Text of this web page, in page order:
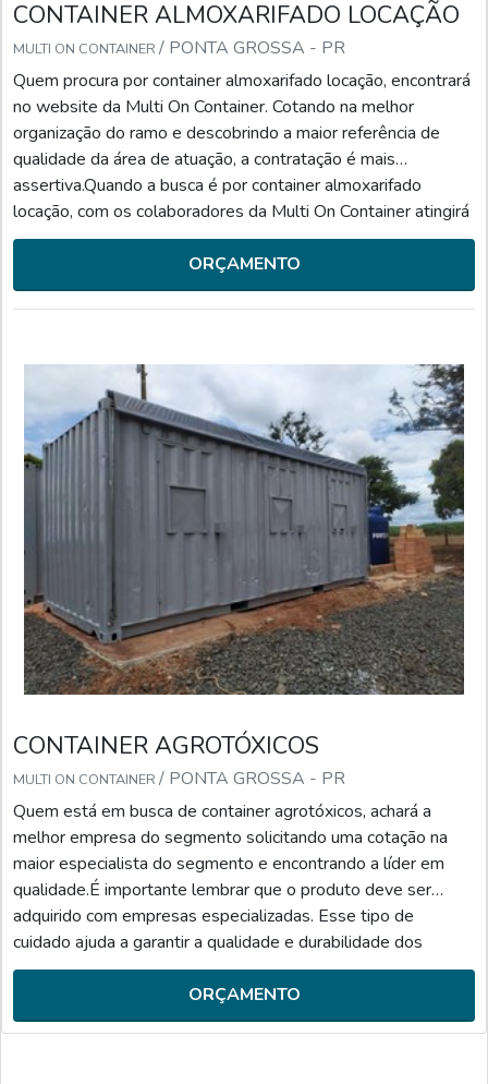
CONTAINER ALMOXARIFADO LOCAÇÃO
MULTI ON CONTAINER / PONTA GROSSA - PR
Quem procura por container almoxarifado locação, encontrará
no website da Multi On Container. Cotando na melhor
organização do ramo e descobrindo a maior referência de
qualidade da área de atuação, a contratação é mais
assertiva.Quando a busca é por container almoxarifado
locação, com os colaboradores da Multi On Container atingirá
ótima qualidade com entregas seguras e ágeis feitas pelos
melhores transportadores.UM POUCO MAIS SOBRE CON...
ORÇAMENTO
CONTAINER AGROTÓXICOS
MULTI ON CONTAINER / PONTA GROSSA - PR
Quem está em busca de container agrotóxicos, achará a
melhor empresa do segmento solicitando uma cotação na
maior especialista do segmento e encontrando a líder em
qualidade.É importante lembrar que o produto deve ser
adquirido com empresas especializadas. Esse tipo de
cuidado ajuda a garantir a qualidade e durabilidade dos
materiais, além de evitar prejuízos com substituições
frequentes de peças defeituosas. Assim, é possível poupar
ga...
ORÇAMENTO